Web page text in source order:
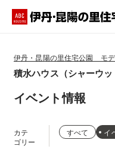
住宅会社・ハウスメーカ
イベント情報・プレゼント
アクセス
伊丹・昆陽の里住宅公園 モ
積水ハウス（シャーウッ
イベント情報
カテ
ゴリー
すべて イ